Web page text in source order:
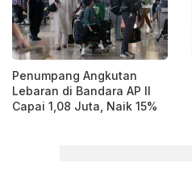
Penumpang Angkutan
Lebaran di Bandara AP II
Capai 1,08 Juta, Naik 15%